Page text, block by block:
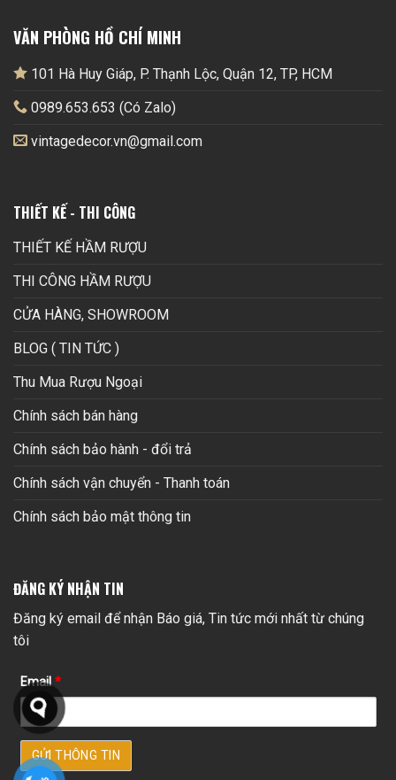
VĂN PHÒNG HỒ CHÍ MINH
101 Hà Huy Giáp, P. Thạnh Lộc, Quận 12, TP, HCM
0989.653.653 (Có Zalo)
vintagedecor.vn@gmail.com
THIẾT KẾ - THI CÔNG
THIẾT KẾ HẦM RƯỢU
THI CÔNG HẦM RƯỢU
CỬA HÀNG, SHOWROOM
BLOG ( TIN TỨC )
Thu Mua Rượu Ngoại
Chính sách bán hàng
Chính sách bảo hành - đổi trả
Chính sách vận chuyển - Thanh toán
Chính sách bảo mật thông tin
ĐĂNG KÝ NHẬN TIN
Đăng ký email để nhận Báo giá, Tin tức mới nhất từ chúng
tôi
Email *